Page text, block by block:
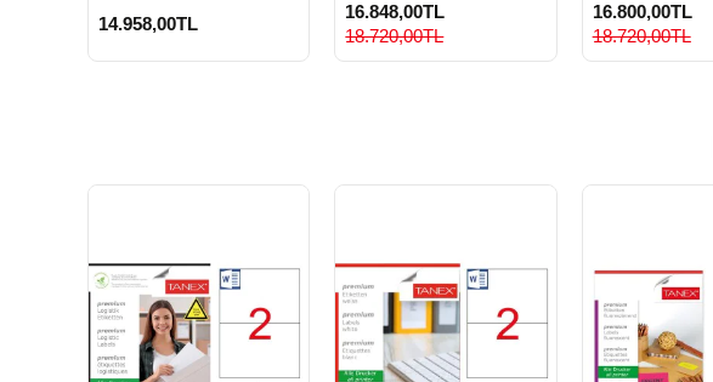
14.958,00TL
16.848,00TL
18.720,00TL
16.800,00TL
18.720,00TL